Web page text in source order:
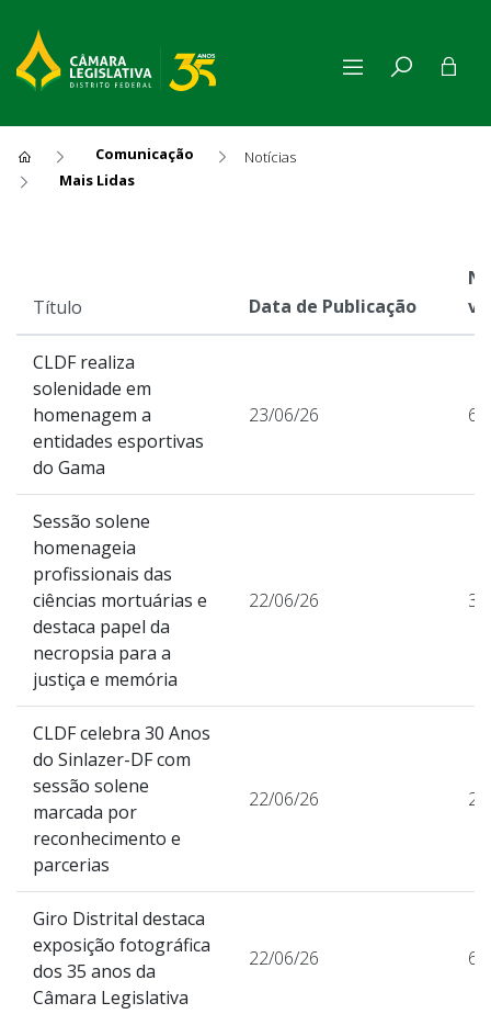
Comunicação
Notícias
Mais Lidas
Título Data de Publicação
CLDF realiza
solenidade em
homenagem a
entidades esportivas
do Gama
23/06/26
Sessão solene
homenageia
profissionais das
ciências mortuárias e
destaca papel da
necropsia para a
justiça e memória
22/06/26
CLDF celebra 30 Anos
do Sinlazer-DF com
sessão solene
marcada por
reconhecimento e
parcerias
22/06/26
Giro Distrital destaca
exposição fotográfica
dos 35 anos da
Câmara Legislativa
22/06/26